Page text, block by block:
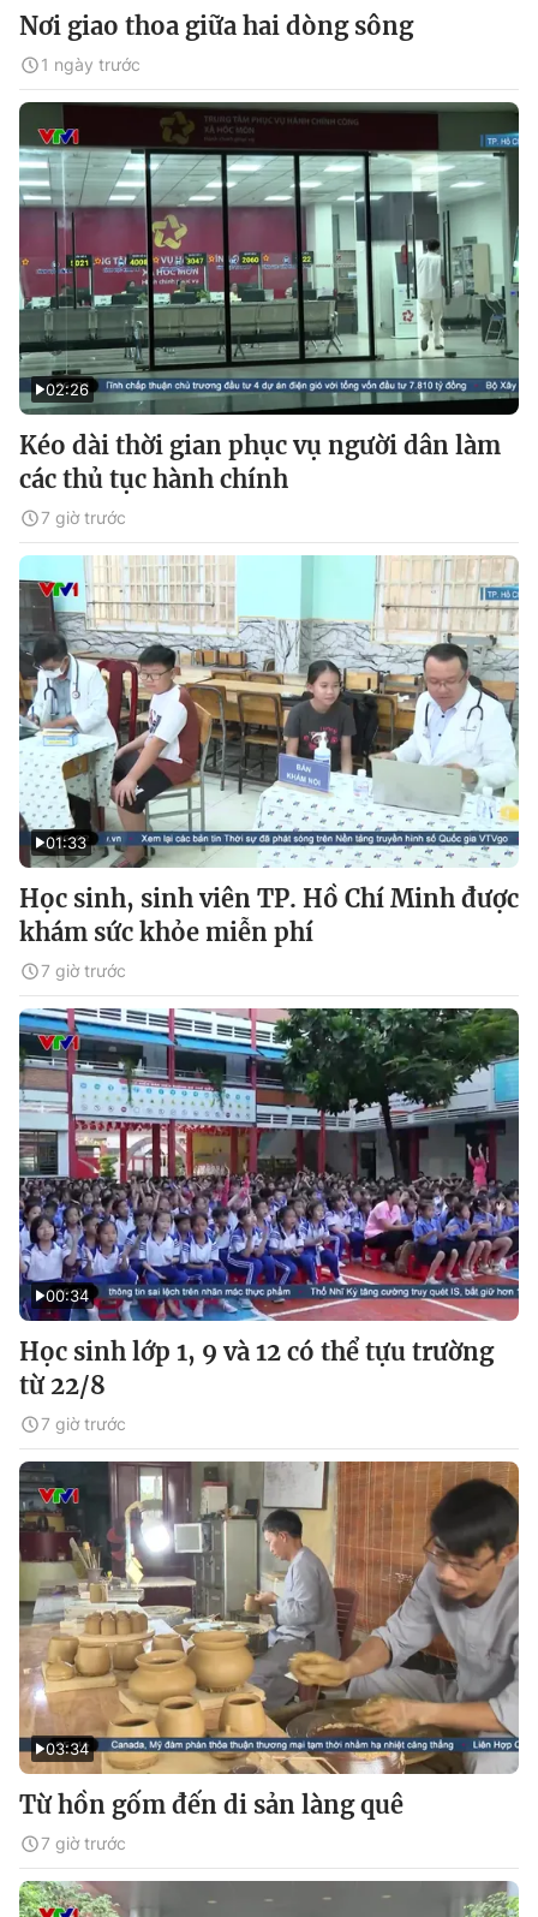
Nơi giao thoa giữa hai dòng sông
1 ngày trước
02:26
Kéo dài thời gian phục vụ người dân làm
các thủ tục hành chính
7 giờ trước
01:33
Học sinh, sinh viên TP. Hồ Chí Minh được
khám sức khỏe miễn phí
7 giờ trước
00:34
Học sinh lớp 1, 9 và 12 có thể tựu trường
từ 22/8
7 giờ trước
03:34
Từ hồn gốm đến di sản làng quê
7 giờ trước